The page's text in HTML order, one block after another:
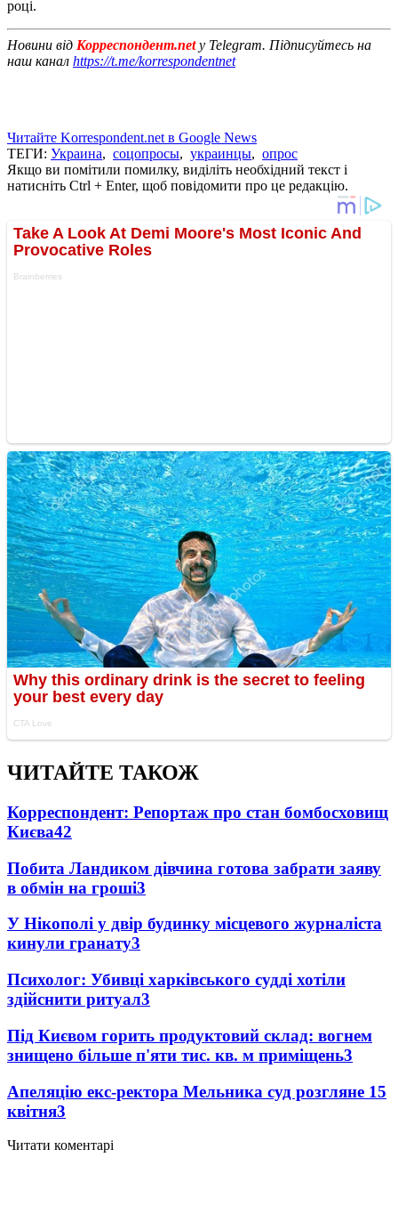
році.
Новини від Корреспондент.netу Telegram. Підписуйтесь на
наш канал https://t.me/korrespondentnet
Читайте Korrespondent.net в Google News
ТЕГИ: Украина, соцопросы, украинцы, опрос
Якщо ви помітили помилку, виділіть необхідний текст і
натисніть Ctrl + Enter, щоб повідомити про це редакцію.
ЧИТАЙТЕ ТАКОЖ
Корреспондент: Репортаж про стан бомбосховищ
Києва42
Побита Ландиком дівчина готова забрати заяву
в обмін на гроші3
У Нікополі у двір будинку місцевого журналіста
кинули гранату3
Психолог: Убивці харківського судді хотіли
здійснити ритуал3
Під Києвом горить продуктовий склад: вогнем
знищено більше п'яти тис. кв. м приміщень3
Апеляцію екс-ректора Мельника суд розгляне 15
квітня3
Читати коментарі